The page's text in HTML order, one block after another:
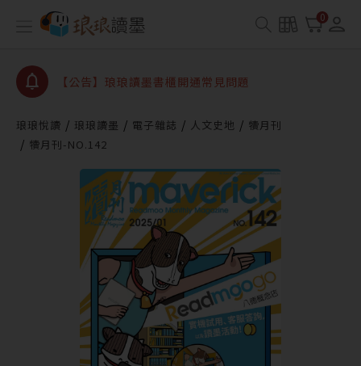
0
【公告】因 Readmoo 讀墨系統維護中，本站同步暫
停部分閱讀服務
【公告】琅琅讀墨書櫃開通常見問題
請圖文教學
【公告】琅琅書店服務升級重要說明及資產合併結果
查詢
【公告】因 Readmoo 讀墨系統維護中，本站同步暫
停部分閱讀服務
琅琅悅讀 琅琅讀墨 電子雜誌 人文史地
犢月刊
犢月刊-NO.142